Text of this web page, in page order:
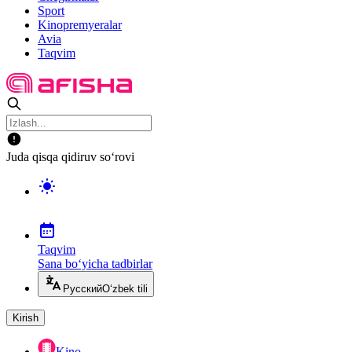
Sport
Kinopremyeralar
Avia
Taqvim
Juda qisqa qidiruv so‘rovi
Taqvim
Sana bo‘yicha tadbirlar
РусскийO‘zbek tili
Kirish